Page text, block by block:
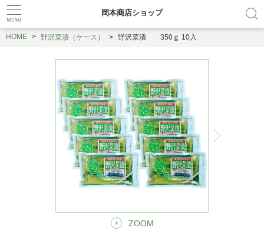
岡本商店ショップ
HOME 野沢菜漬（ケース） 野沢菜漬 350ｇ 10入
ZOOM